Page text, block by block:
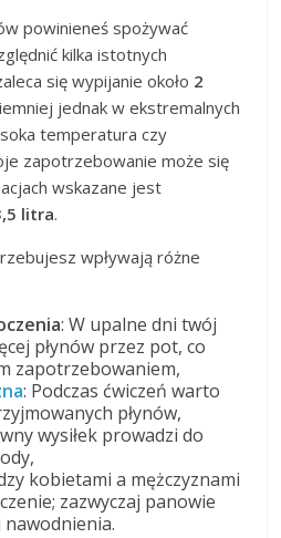
powinieneś spożywać
kilka istotnych
się wypijanie około 2
jednak w ekstremalnych
temperatura czy
zapotrzebowanie może się
wskazane jest
litra.
wpływają różne
: W upalne dni twój
płynów przez pot, co
zapotrzebowaniem,
: Podczas ćwiczeń warto
płynów,
wysiłek prowadzi do
kobietami a mężczyznami
zazwyczaj panowie